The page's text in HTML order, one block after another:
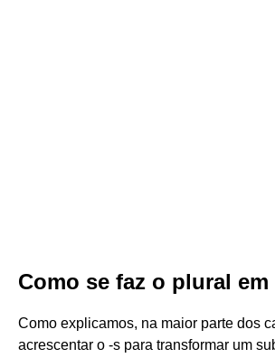
Como se faz o plural
Como explicamos, na maior parte dos
acrescentar o -s para transformar um